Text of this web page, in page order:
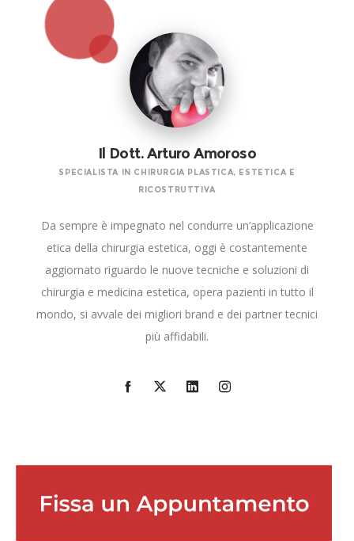
Il Dott. Arturo Amoroso
SPECIALISTA IN CHIRURGIA PLASTICA, ESTETICA E
RICOSTRUTTIVA
Da sempre è impegnato nel condurre un’applicazione
etica della chirurgia estetica, oggi è costantemente
aggiornato riguardo le nuove tecniche e soluzioni di
chirurgia e medicina estetica, opera pazienti in tutto il
mondo, si avvale dei migliori brand e dei partner tecnici
più affidabili.